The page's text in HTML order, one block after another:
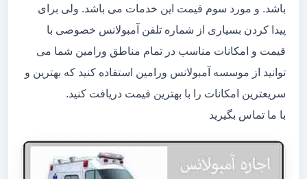
باشد. و مورد سوم قیمت این خدمات می باشد. ولی برای
پیدا کردن بسیاری از شماره تلفن آمبولانس خصوصی با
قیمت و امکانات مناسب در تمام مناطق ورامین شما می
توانید از موسسه آمبولانس ورامین استفاده کنید که بهترین و
سریعترین امکانات را با بهترین قیمت دریافت کنید.
با ما تماس بگیرید